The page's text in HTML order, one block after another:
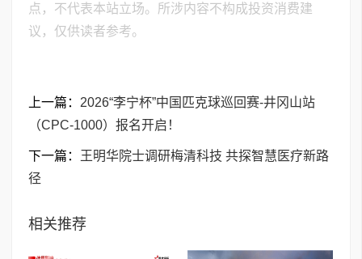
点，不代表本站立场。所涉内容不构成投资消费建
议，仅供读者参考。
上一篇： 2026“李宁杯”中国匹克球巡回赛-井冈山站
（CPC-1000）报名开启！
下一篇：
王明华院士调研梅清科技 共探智慧医疗新路
径
相关推荐